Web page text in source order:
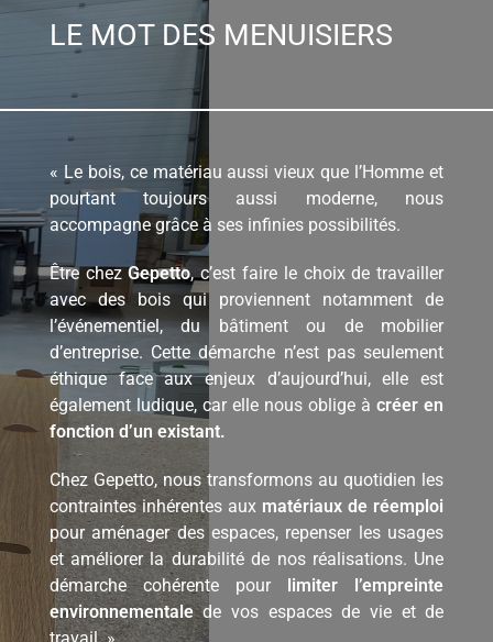
LE MOT DES MENUISIERS
« Le bois, ce matériau aussi vieux que l’Homme et
pourtant toujours aussi moderne, nous
accompagne grâce à ses infinies possibilités.
Être chezGepetto, c’est faire le choix de travailler
avec des bois qui proviennent notamment de
l’événementiel, du bâtiment ou de mobilier
d’entreprise. Cette démarche n’est pas seulement
éthique face aux enjeux d’aujourd’hui, elle est
également ludique, car elle nous oblige àcréer en
fonction d’un existant.
Chez Gepetto, nous transformons au quotidien les
contraintes inhérentes aux matériaux de réemploi
pour aménager des espaces, repenser les usages
et améliorer la durabilité de nos réalisations. Une
démarche cohérente pour
limiter l’empreinte
environnementalede vos espaces de vie et de